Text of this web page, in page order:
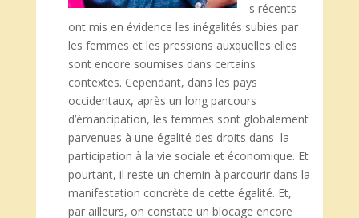
s récents
ont mis en évidence les inégalités subies par
les femmes et les pressions auxquelles elles
sont encore soumises dans certains
contextes. Cependant, dans les pays
occidentaux, après un long parcours
d’émancipation, les femmes sont globalement
parvenues à une égalité des droits dans la
participation à la vie sociale et économique. Et
pourtant, il reste un chemin à parcourir dans la
manifestation concrète de cette égalité. Et,
par ailleurs, on constate un blocage encore